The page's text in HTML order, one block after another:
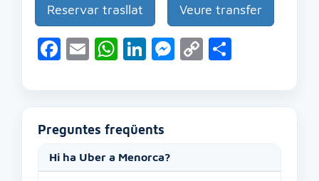
Reservar trasllat Veure transfer
Facebook
EmailWhatsApp
LinkedIn
Messenger
Copy
Preguntes freqüents
Hi ha Uber a Menorca?